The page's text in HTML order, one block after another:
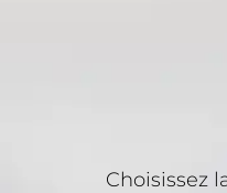
Choisissez